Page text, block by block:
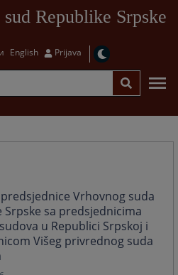
Republike Srpske
English Prijava
Vrhovnog suda
Srpske sa predsjednicima
u Republici Srpskoj i
Višeg privrednog suda